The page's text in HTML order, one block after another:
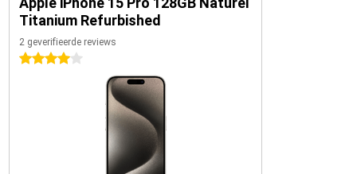
Titanium Refurbished
2 geverifieerde reviews
4 sterren